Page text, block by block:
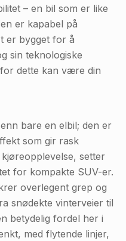
– en bil som er like
er kapabel på
er bygget for å
sin teknologiske
dette kan være din
bare en elbil; den er
som gir rask
setter
for kompakte SUV-er.
overlegent grep og
snødekte vinterveier til
betydelig fordel her i
med flytende linjer,